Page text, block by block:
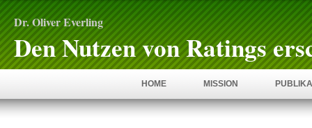
Dr. Oliver Everling
Den Nutzen von Ratings
HOME MISSION